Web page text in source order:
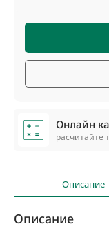
Онлайн
расчитайте
Описание
Описание